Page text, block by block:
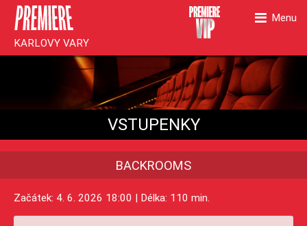
Menu
KARLOVY VARY
VSTUPENKY
BACKROOMS
Začátek: 4. 6. 2026 18:00 | Délka: 110 min.